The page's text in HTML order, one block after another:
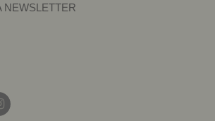
NEWSLETTER